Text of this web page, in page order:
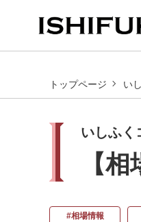
トップページ い
いしふく
【
#相場情報